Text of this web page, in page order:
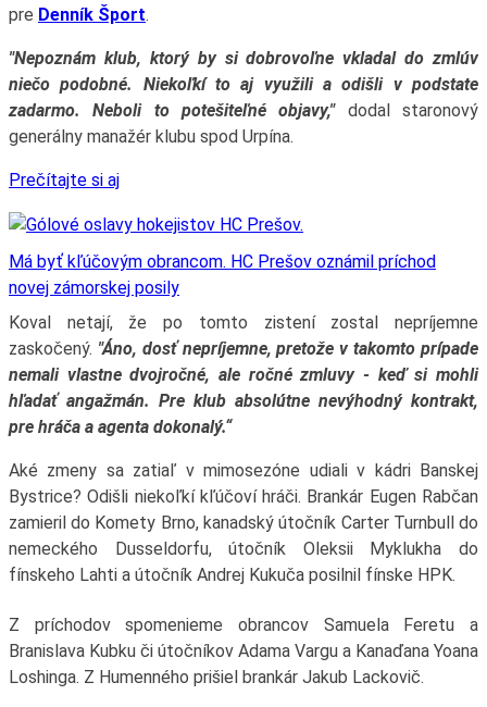
pre Denník Šport.
"Nepoznám klub, ktorý by si dobrovoľne vkladal do zmlúv
niečo podobné. Niekoľkí to aj využili a odišli v podstate
zadarmo. Neboli to potešiteľné objavy,"dodal staronový
generálny manažér klubu spod Urpína.
Prečítajte si aj
Má byť kľúčovým obrancom. HC Prešov oznámil príchod
novej zámorskej posily
Koval netají, že po tomto zistení zostal nepríjemne
zaskočený. "Áno, dosť nepríjemne, pretože v takomto prípade
nemali vlastne dvojročné, ale ročné zmluvy - keď si mohli
hľadať angažmán. Pre klub absolútne nevýhodný kontrakt,
pre hráča a agenta dokonalý.“
Aké zmeny sa zatiaľ v mimosezóne udiali v kádri Banskej
Bystrice? Odišli niekoľkí kľúčoví hráči. Brankár Eugen Rabčan
zamieril do Komety Brno, kanadský útočník Carter Turnbull do
nemeckého Dusseldorfu, útočník Oleksii Myklukha do
fínskeho Lahti a útočník Andrej Kukuča posilnil fínske HPK.
Z príchodov spomenieme obrancov Samuela Feretu a
Branislava Kubku či útočníkov Adama Vargu a Kanaďana Yoana
Loshinga. Z Humenného prišiel brankár Jakub Lackovič.